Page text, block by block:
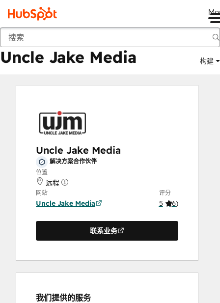
商城 解决方案合作伙伴
Uncle Jake Media 构建
Uncle Jake Media
解决方案合作伙伴
位置
远程
网站
Uncle Jake Media
评分
5 (6)
联系业务
我们提供的服务